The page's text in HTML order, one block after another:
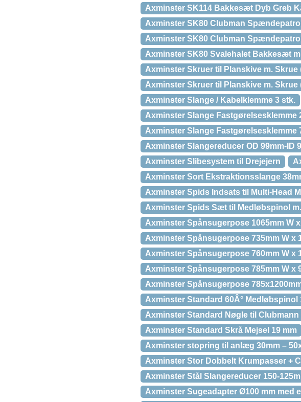
Axminster SK114 Bakkesæt Dyb Greb
Axminster SK80 Clubman
Axminster SK80 Clubman
Axminster SK80 Svalehalet Bakkesæt
Axminster Skruer til Planskive m. Skrue
Axminster Skruer til Planskive m. Skrue
Axminster Slange / Kabelklemme 3 stk.
Axminster Slange Fastgørelsesklemme
Axminster Slange Fastgørelsesklemme
Axminster Slangereducer OD 99mm-ID
Axminster Slibesystem til Drejejern
Axminster Sort Ekstraktionsslange
Axminster Spids Indsats til Multi-Head
Axminster Spids Sæt til Medløbspinol
Axminster Spånsugerpose 1065mm W
Axminster Spånsugerpose 735mm W x
Axminster Spånsugerpose 760mm W x
Axminster Spånsugerpose 785mm W x
Axminster Spånsugerpose
Axminster Standard 60Â° Medløbspinol
Axminster Standard Nøgle til
Axminster Standard Skrå Mejsel 19 mm
Axminster stopring til anlæg 30mm –
Axminster Stor Dobbelt Krumpasser +
Axminster Stål Slangereducer 150-
Axminster Sugeadapter Ø100 mm med